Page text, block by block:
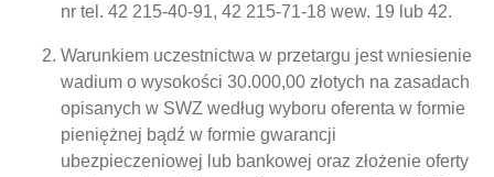
nr tel. 42 215-40-91, 42 215-71-18 wew. 19 lub 42.
Warunkiem uczestnictwa w przetargu jest wniesienie
wadium o wysokości 30.000,00 złotych na zasadach
opisanych w SWZ według wyboru oferenta w formie
pieniężnej bądź w formie gwarancji
ubezpieczeniowej lub bankowej oraz złożenie oferty